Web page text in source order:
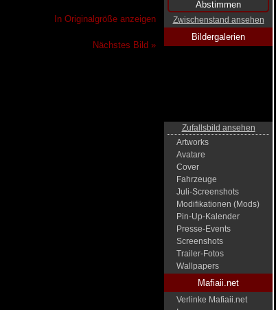
Zwischenstand ansehen
Bildergalerien
Zufallsbild ansehen
Artworks
Avatare
Cover
Fahrzeuge
Juli-Screenshots
Modifikationen (Mods)
Pin-Up-Kalender
Presse-Events
Screenshots
Trailer-Fotos
Wallpapers
Mafiaii.net
Verlinke Mafiaii.net
In Originalgröße anzeigen
Nächstes Bild »